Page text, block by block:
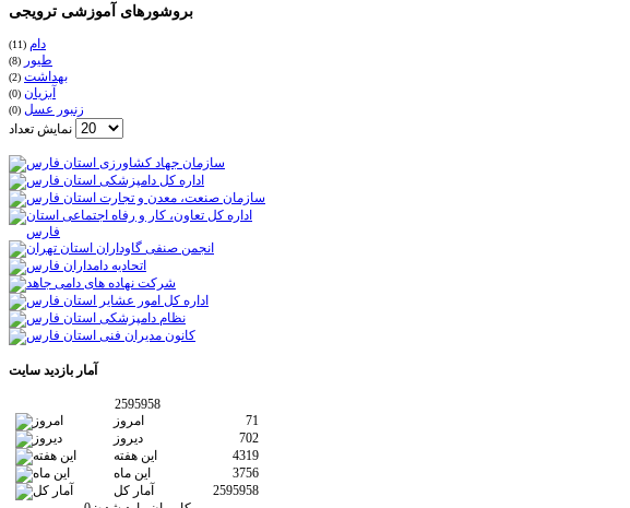
بروشورهای آموزشی ترویجی
دام (11)
طیور (8)
بهداشت (2)
آبزیان (0)
زنبور عسل (0)
آمار بازدید سایت
2595958
امروز
71
دیروز
702
این هفته
4319
این ماه
3756
آمار کل
2595958